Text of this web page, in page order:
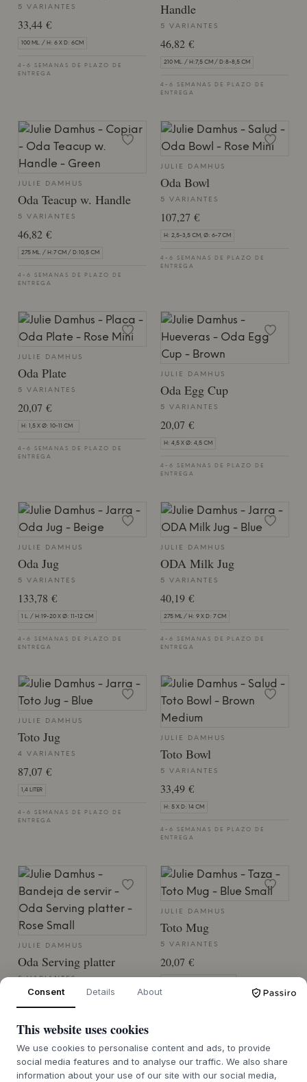
5 VARIANTES
33,44 €
100 ML. / H: 6 X D: 6CM
4-6 SEMANAS DE PLAZO DE
ENTREGA
Handle
5 VARIANTES
46,82 €
210 ML. / H:7,5 CM / D:8-8,5 CM
4-6 SEMANAS DE PLAZO DE
ENTREGA
JULIE DAMHUS
Oda Teacup w. Handle
5 VARIANTES
46,82 €
275 ML. / H:7 CM / D:10,5 CM
4-6 SEMANAS DE PLAZO DE
ENTREGA
JULIE DAMHUS
Oda Bowl
5 VARIANTES
107,27 €
H: 2,5-3,5 CM, Ø: 6-7 CM
4-6 SEMANAS DE PLAZO DE
ENTREGA
JULIE DAMHUS
Oda Plate
5 VARIANTES
20,07 €
H: 1,5 X Ø: 10-11 CM
4-6 SEMANAS DE PLAZO DE
ENTREGA
JULIE DAMHUS
Oda Egg Cup
5 VARIANTES
20,07 €
H: 4,5 X Ø: 4,5 CM
4-6 SEMANAS DE PLAZO DE
ENTREGA
JULIE DAMHUS
Oda Jug
5 VARIANTES
133,78 €
1 L. / H:19-20 X Ø: 11-12 CM
4-6 SEMANAS DE PLAZO DE
ENTREGA
JULIE DAMHUS
ODA Milk Jug
5 VARIANTES
40,19 €
275 ML / H: 9 X D: 7 CM
4-6 SEMANAS DE PLAZO DE
ENTREGA
JULIE DAMHUS
Toto Jug
4 VARIANTES
87,07 €
1,4 LITER
4-6 SEMANAS DE PLAZO DE
ENTREGA
JULIE DAMHUS
Toto Bowl
5 VARIANTES
33,49 €
H: 5 X D: 14 CM
4-6 SEMANAS DE PLAZO DE
ENTREGA
JULIE DAMHUS
Oda Serving platter
5 VARIANTES
40,13 €
ENTREGA
JULIE DAMHUS
Toto Mug
5 VARIANTES
20,07 €
Consent Details About
This website uses cookies
We use cookies to personalise content and ads, to provide
social media features and to analyse our traffic. We also share
information about your use of our site with our social media,